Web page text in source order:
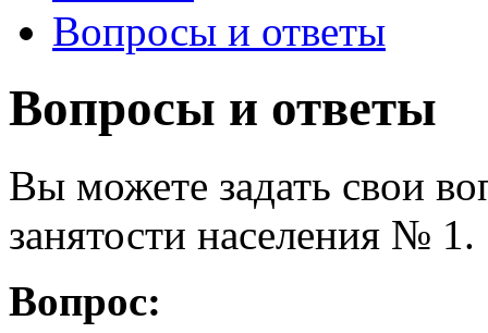
Вопросы и ответы
Вопросы и ответы
Вы можете задать свои
занятости населения № 1.
Вопрос: